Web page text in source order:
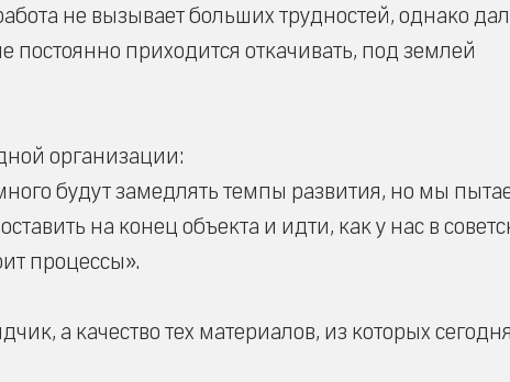
не вызывает больших трудностей, однако
приходится откачивать, под землей
организации:
будут замедлять темпы развития, но мы
на конец объекта и идти, как у нас в
процессы».
а качество тех материалов, из которых сегодня